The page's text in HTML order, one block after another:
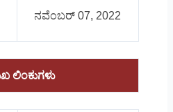
ನವೆಂಬರ್ 07, 2022
ಲಿಂಕುಗಳು